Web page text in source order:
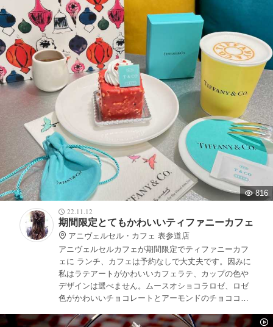
816
22.11.12
期間限定とてもかわいいティファニーカフェ
アニヴェルセル・カフェ 表参道店
アニヴェルセルカフェが期間限定でティファニーカフ
ェに ランチ、カフェは予約なしで大丈夫です。因みに
私はラテアートがかわいいカフェラテ、カップの色や
デザインは選べません。ムースオショコラロゼ、ロゼ
色がかわいいチョコレートとアーモンドのチョココー
た